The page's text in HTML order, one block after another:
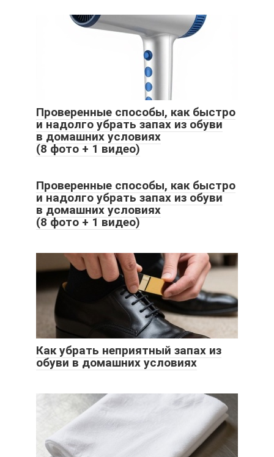
Проверенные способы, как быстро
и надолго убрать запах из обуви
в домашних условиях
(8 фото + 1 видео)
Проверенные способы, как быстро
и надолго убрать запах из обуви
в домашних условиях
(8 фото + 1 видео)
Как убрать неприятный запах из
обуви в домашних условиях